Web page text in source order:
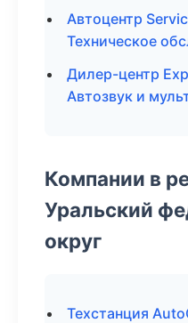
Автоцентр
Техническое
Дилер-центр
Автозвук и
Компании в
Уральский
округ
Техстанция